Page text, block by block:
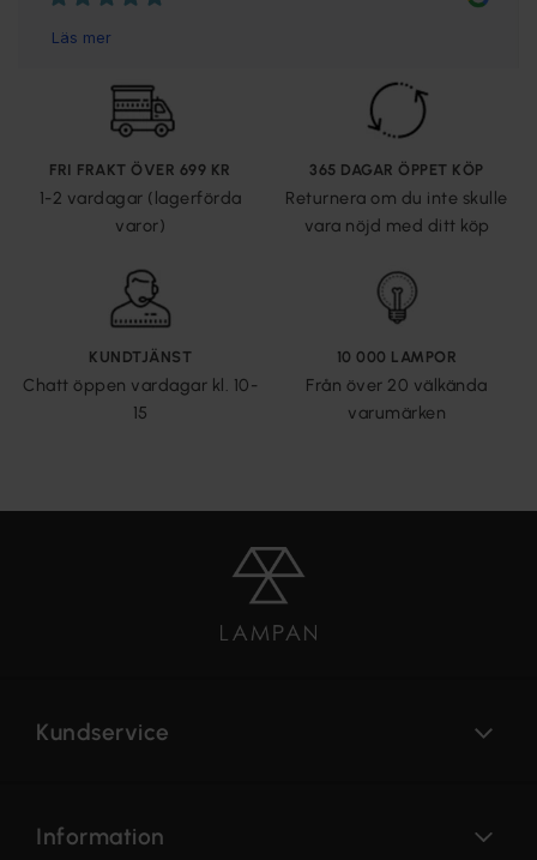
FRI FRAKT ÖVER 699 KR
1-2 vardagar (lagerförda
varor)
365 DAGAR ÖPPET KÖP
Returnera om du inte skulle
vara nöjd med ditt köp
KUNDTJÄNST
Chatt öppen vardagar kl. 10-
15
10 000 LAMPOR
Från över 20 välkända
varumärken
Kundservice
Information